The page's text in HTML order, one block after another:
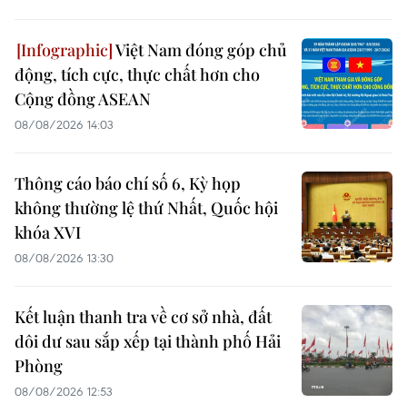
Việt Nam đóng góp chủ
động, tích cực, thực chất hơn cho
Cộng đồng ASEAN
08/08/2026 14:03
Thông cáo báo chí số 6, Kỳ họp
không thường lệ thứ Nhất, Quốc hội
khóa XVI
08/08/2026 13:30
Kết luận thanh tra về cơ sở nhà, đất
dôi dư sau sắp xếp tại thành phố Hải
Phòng
08/08/2026 12:53